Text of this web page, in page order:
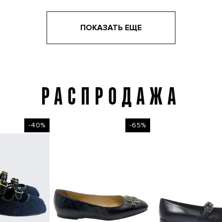
ПОКАЗАТЬ ЕЩЕ
РаспродажаРАСПРОДАЖА